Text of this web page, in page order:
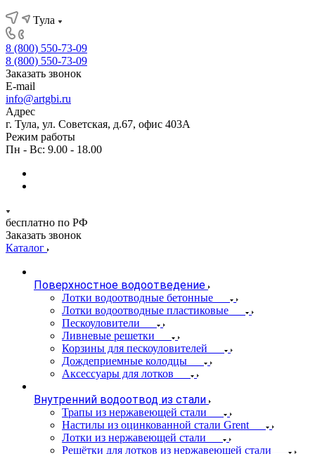
Тула
8 (800) 550-73-09
8 (800) 550-73-09
Заказать звонок
E-mail
info@artgbi.ru
Адрес
г. Тула, ул. Советская, д.67, офис 403А
Режим работы
Пн - Вс: 9.00 - 18.00
бесплатно по РФ
Заказать звонок
Каталог
Поверхностное водоотведение
Лотки водоотводные бетонные
Лотки водоотводные пластиковые
Пескоуловители
Ливневые решетки
Корзины для пескоуловителей
Дождеприемные колодцы
Аксессуары для лотков
Внутренний водоотвод из стали
Трапы из нержавеющей стали
Настилы из оцинкованной стали Grent
Лотки из нержавеющей стали
Решётки для лотков из нержавеющей стали